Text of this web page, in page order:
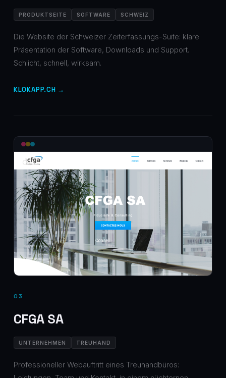
PRODUKTSEITE SOFTWARE SCHWEIZ
Die Website der Schweizer Zeiterfassungs-Suite: klare
Präsentation der Software, Downloads und Support.
Schlicht, schnell, wirksam.
KLOKAPP.CH →
03
CFGA SA
UNTERNEHMEN TREUHAND
Professioneller Webauftritt eines Treuhandbüros: